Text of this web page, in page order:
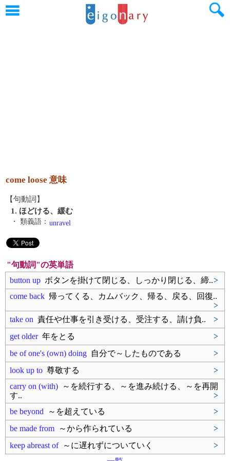
come loose 意味
【句動詞】
1. ほどける、緩む
・ 類義語： unravel
"句動詞"の英単語
button up ボタンを掛けて閉じる、しっかり閉じる、締..>
come back 帰ってくる、カムバック、帰る、戻る、回復..
>
take on 責任や仕事を引き受ける、受注する、請け負..
>
get older年をとる
>
be of one's (own) doing 自分で～したものである
>
look up to 尊敬する
>
carry on (with) ～を続行する、～を進み続ける、～を再開
す..
>
be beyond ～を超えている
>
be made from ～から作られている
>
keep abreast of～に遅れずについていく
>